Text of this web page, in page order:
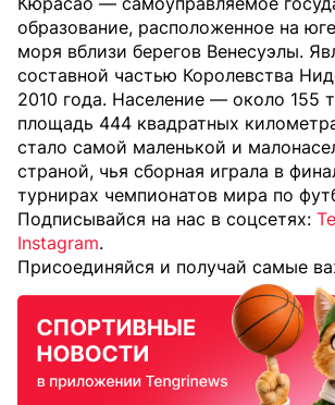
образование, расположенное на
моря вблизи берегов Венесуэлы.
составной частью Королевства
2010 года. Население — около 155
площадь 444 квадратных
стало самой маленькой и
страной, чья сборная играла в
турнирах чемпионатов мира по
Подписывайся на нас в соцсетях:
Instagram.
Присоединяйся и получай самые